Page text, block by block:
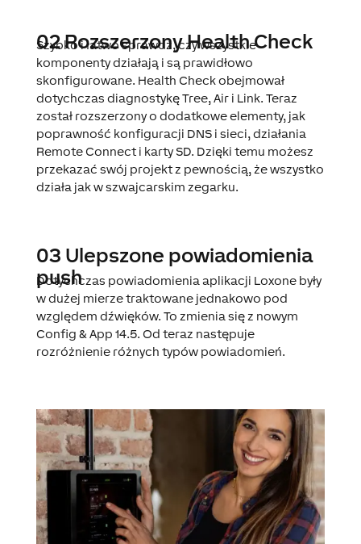
02 Rozszerzony Health Check
Szybko i łatwo sprawdź, czy wszystkie
komponenty działają i są prawidłowo
skonfigurowane. Health Check obejmował
dotychczas diagnostykę Tree, Air i Link. Teraz
został rozszerzony o dodatkowe elementy, jak
poprawność konfiguracji DNS i sieci, działania
Remote Connect i karty SD. Dzięki temu możesz
przekazać swój projekt z pewnością, że wszystko
działa jak w szwajcarskim zegarku.
03 Ulepszone powiadomienia
push
Dotychczas powiadomienia aplikacji Loxone były
w dużej mierze traktowane jednakowo pod
względem dźwięków. To zmienia się z nowym
Config & App 14.5. Od teraz następuje
rozróżnienie różnych typów powiadomień.